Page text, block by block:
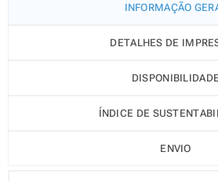
INFORMAÇÃO
DETALHES DE
DISPONIBILIDADE
ÍNDICE DE
ENVIO